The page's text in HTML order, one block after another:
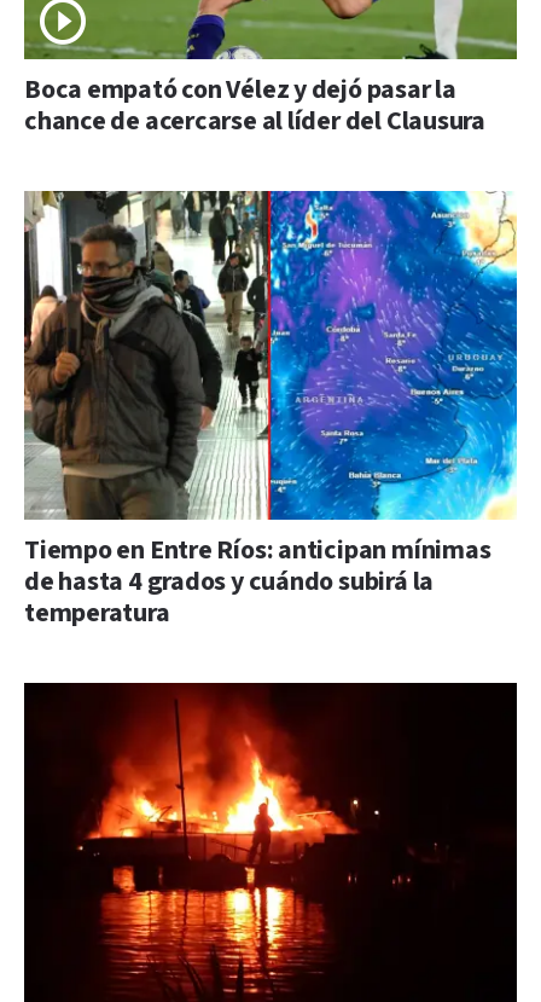
Boca empató con Vélez y dejó pasar la
chance de acercarse al líder del Clausura
Tiempo en Entre Ríos: anticipan mínimas
de hasta 4 grados y cuándo subirá la
temperatura